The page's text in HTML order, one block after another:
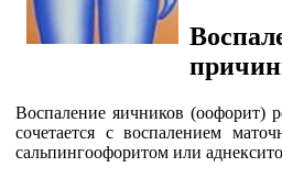
Воспаление яичников (оофорит)
сочетается с воспалением
сальпингоофоритом или